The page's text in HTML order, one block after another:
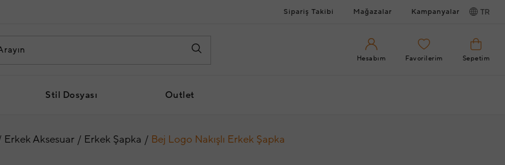
Sipariş Takibi Mağazalar Kampanyalar TR
Hesabım Favorilerim Sepetim
Stil Dosyası Outlet
Erkek Aksesuar Erkek Şapka Bej Logo Nakışlı Erkek Şapka